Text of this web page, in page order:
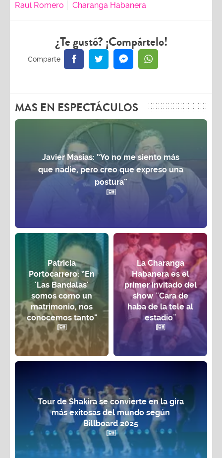
Raul Romero Charanga Habanera
¿Te gustó? ¡Compártelo!
MAS EN ESPECTÁCULOS
Javier Masías: “Yo no me siento más
que nadie, pero creo que expreso una
postura”
Patricia
Portocarrero: “En
'Las Bandalas'
somos como un
matrimonio, nos
conocemos tanto"
La Charanga
Habanera es el
primer invitado del
show ¨Cara de
haba de la tele al
estadio¨
Tour de Shakira se convierte en la gira
más exitosas del mundo según
Billboard 2025